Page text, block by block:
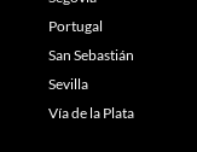
Portugal
San Sebastián
Sevilla
Vía de la Plata